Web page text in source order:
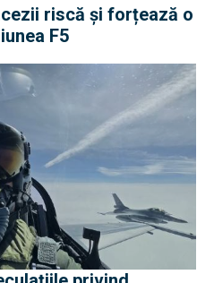
riscă și forțează o
F5